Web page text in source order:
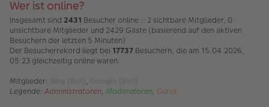
Wer ist online?
Insgesamt sind 2431 Besucher online :: 2 sichtbare Mitglieder, 0
unsichtbare Mitglieder und 2429 Gäste (basierend auf den aktiven
Besuchern der letzten 5 Minuten)
Der Besucherrekord liegt bei 17737 Besuchern, die am 15.04.2026,
05:23 gleichzeitig online waren.
Mitglieder:
,
Legende: Administratoren, Moderatoren, Gurus